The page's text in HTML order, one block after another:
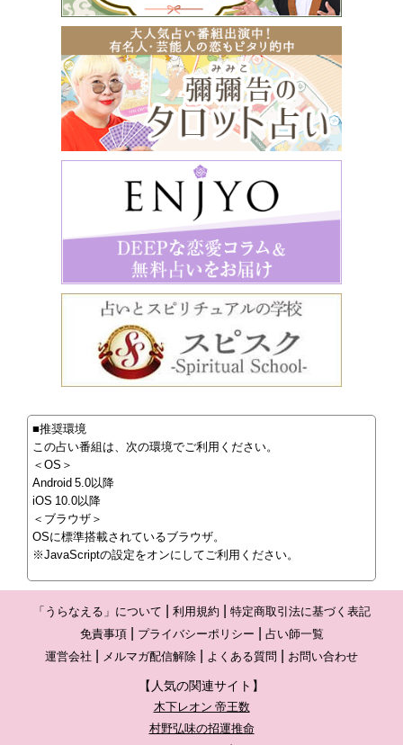
■推奨環境
この占い番組は、次の環境でご利用ください。
＜OS＞
Android 5.0以降
iOS 10.0以降
＜ブラウザ＞
OSに標準搭載されているブラウザ。
※JavaScriptの設定をオンにしてご利用ください。
「うらなえる」について 利用規約
特定商取引法に基づく表記
免責事項
プライバシーポリシー
占い師一覧
運営会社
メルマガ配信解除 よくある質問 お問い合わせ
【人気の関連サイト】
木下レオン 帝王数
村野弘味の招運推命